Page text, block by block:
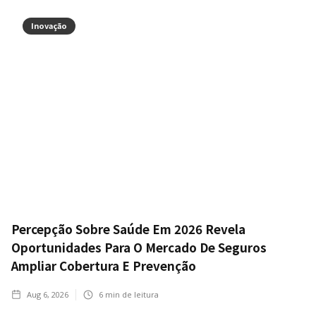
Inovação
Percepção Sobre Saúde Em 2026 Revela
Oportunidades Para O Mercado De Seguros
Ampliar Cobertura E Prevenção
Aug 6, 2026 6 min de leitura